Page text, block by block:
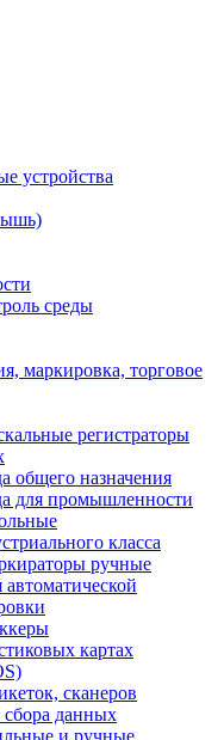
устройства
среды
маркировка, торговое
регистраторы
общего назначения
для промышленности
класса
ручные
картах
сканеров
данных